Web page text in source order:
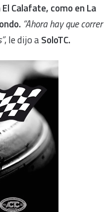
El Calafate, como en La
“Ahora hay que correr
, le dijo aSoloTC.